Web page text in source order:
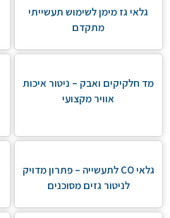
גלאי גז מימן לשימוש תעשייתי
מתקדם
מד חלקיקים ואבק – ניטור איכות
אוויר מקצועי
גלאי CO לתעשייה – פתרון מדויק
לניטור גזים מסוכנים